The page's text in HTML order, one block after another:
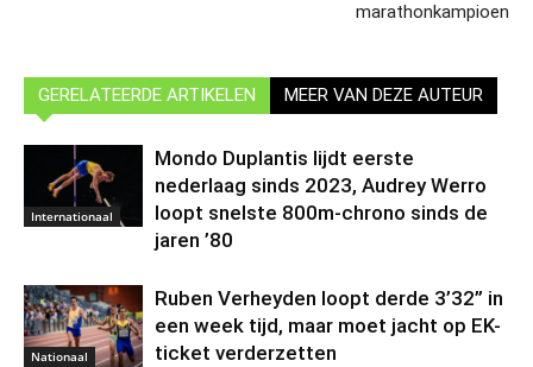
marathonkampioen
GERELATEERDE ARTIKELEN MEER VAN DEZE AUTEUR
Internationaal
Mondo Duplantis lijdt eerste
nederlaag sinds 2023, Audrey Werro
loopt snelste 800m-chrono sinds de
jaren ’80
Nationaal
Ruben Verheyden loopt derde 3’32” in
een week tijd, maar moet jacht op EK-
ticket verderzetten